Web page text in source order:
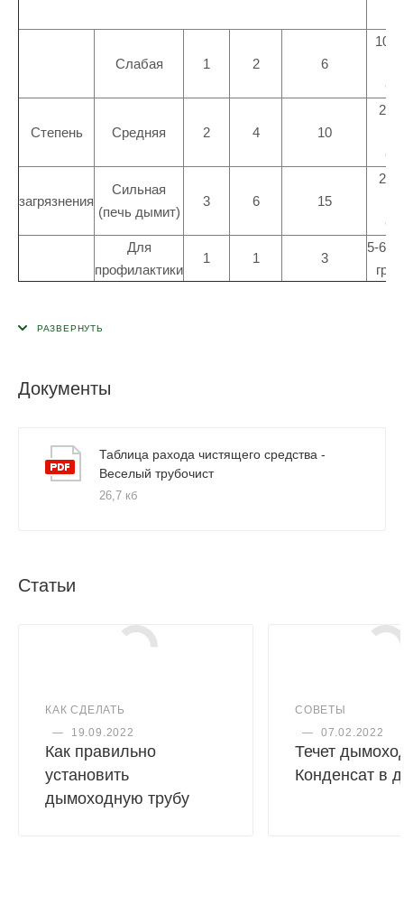
Слабая 1 2 6
10-
Степень Средняя 2 4 10
20-
загрязнения
Сильная
(печь дымит)
3 6 15
20-
Для
профилактики
1 1 3
5-6
гр.
Документы
Таблица рахода чистящего средства -
Веселый трубочист
26,7 кб
Статьи
КАК СДЕЛАТЬ
—
19.09.2022
Как правильно
установить
дымоходную трубу
СОВЕТЫ
—
07.02.2022
Течет
Конденсат в